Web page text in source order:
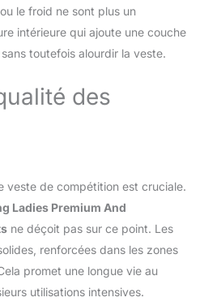
couture et une taille
élastique de soutien.
23202 3 Sécurité :
profitez d'une conduite
siège en silicone complet
chaussures Jodhpur
s'adaptent parfaitement
à votre corps car ils sont
extensibles dans les
quatre sens et le design
en silicone complet avec
motif de chaussures de
cheval vous aidera à
le froid ne sont plus un
intérieure qui ajoute une couche
toutefois alourdir la veste.
des
veste de compétition est cruciale.
Ladies Premium And
ne déçoit pas sur ce point. Les
renforcées dans les zones
promet une longue vie au
utilisations intensives.